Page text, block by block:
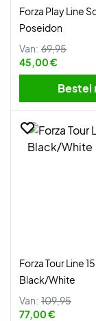
Forza Play Line
Poseidon
Van: 69,95
45,00 €
Bestel
Forza Tour Line 15
Black/White
Van: 109,95
77,00 €